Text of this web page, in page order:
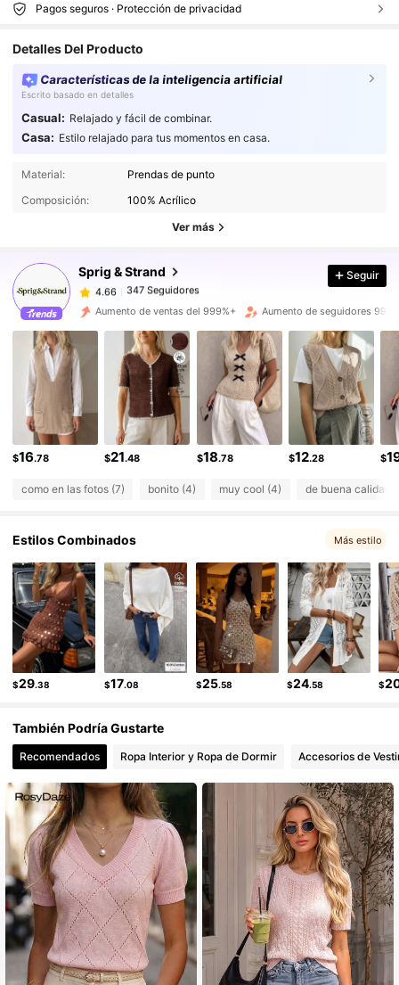
Pagos seguros · Protección de privacidad
Detalles Del Producto
Características de la inteligencia artificial
Escrito basado en detalles
Casual: Relajado y fácil de combinar.
Casa: Estilo relajado para tus momentos en casa.
Material:
Prendas de punto
Composición:
100% Acrílico
Ver más
Sprig & Strand
347 Seguidores
347 Seguidores
4.66
347 Seguidores
m***a seguidoHace 8 horas
4.66
4.66 347 Seguidores
347 Seguidores
347 Seguidores
4.66 347 Seguidores
4.66 347 Seguidores
Seguir
Aumento de ventas del 999%+ Aumento de seguidores
$16.78 $21.48 $18.78 $12.28 $
como en las fotos (7) bonito (4) muy cool (4) de buena calidad
Estilos Combinados Más estilo
$29.38 $17.08 $25.58 $24.58 $
También Podría Gustarte
Recomendados Ropa Interior y Ropa de Dormir Accesorios de